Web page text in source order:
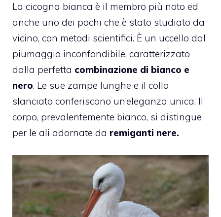
La cicogna bianca è il membro più noto ed
anche uno dei pochi che è stato studiato da
vicino, con metodi scientifici. È un uccello dal
piumaggio inconfondibile, caratterizzato
dalla perfetta combinazione di bianco e
nero. Le sue zampe lunghe e il collo
slanciato conferiscono un’eleganza unica. Il
corpo, prevalentemente bianco, si distingue
per le ali adornate da remiganti nere.